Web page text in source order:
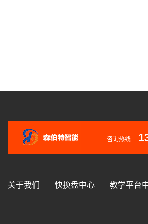
咨询热线
关于我们 快换盘中心 教学平台